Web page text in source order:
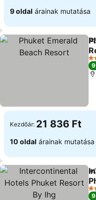
9 oldal árainak mutatása
5
Kezdőár: 21 836 Ft
10 oldal árainak mutatása
5